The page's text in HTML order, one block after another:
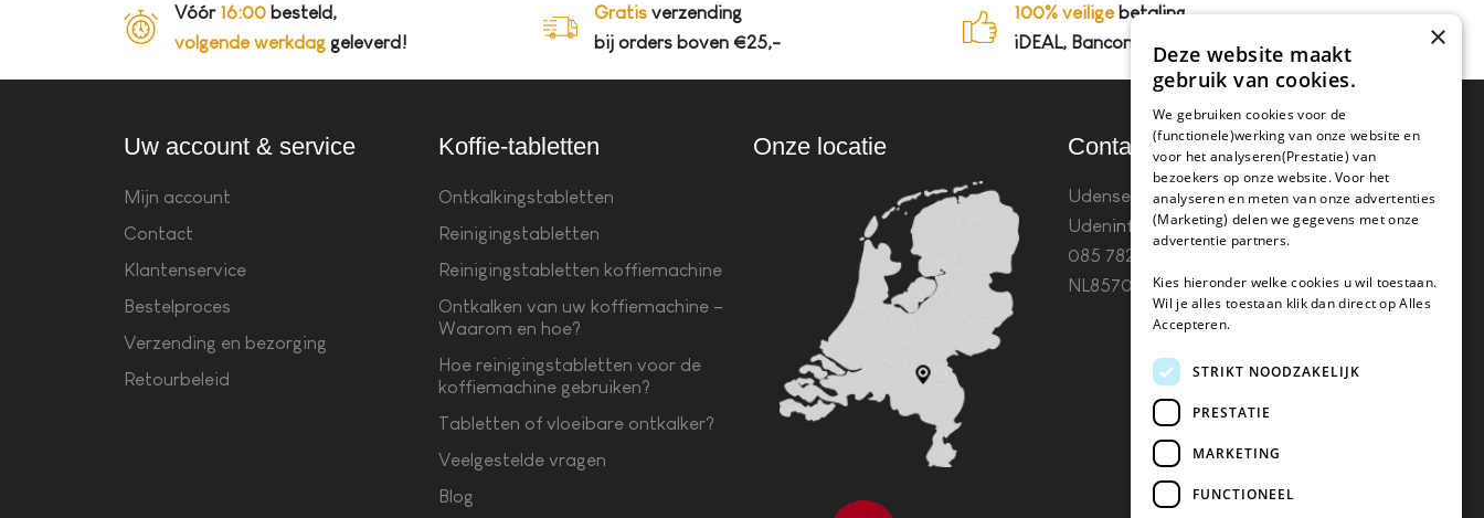
Vóór 16:00 besteld,
volgende werkdag geleverd!
Gratis verzending
bij orders boven €25,-
100% veiligebetaling,
iDEAL, Bancontact en op rekening
Uw account & service
Mijn account
Contact
Klantenservice
Bestelproces
Verzending en bezorging
Retourbeleid
Koffie-tabletten
Ontkalkingstabletten
Reinigingstabletten
Reinigingstabletten koffiemachine
Ontkalken van uw koffiemachine –
Waarom en hoe?
Hoe reinigingstabletten voor de
koffiemachine gebruiken?
Tabletten of vloeibare ontkalker?
Veelgestelde vragen
Blog
Onze locatie Contact
Udenseweg 8B 5405 PA
Udeninfo(@)koffie-tabletten.nlTel.
085 782 5578KvK 67529623 Btw:
NL857053759B01
×
Deze website maakt
gebruik van cookies.
We gebruiken cookies voor de
(functionele)werking van onze website en
voor het analyseren(Prestatie) van
bezoekers op onze website. Voor het
analyseren en meten van onze advertenties
(Marketing) delen we gegevens met onze
advertentie partners.
Kies hieronder welke cookies u wil toestaan.
Wil je alles toestaan klik dan direct op Alles
Accepteren.
STRIKT NOODZAKELIJK
PRESTATIE
MARKETING
FUNCTIONEEL